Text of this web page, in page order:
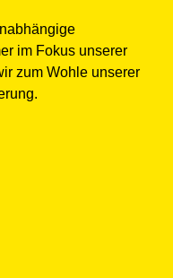
im Fokus unserer
zum Wohle unserer